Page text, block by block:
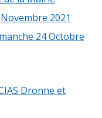
2021
24 Octobre
Dronne et